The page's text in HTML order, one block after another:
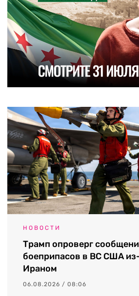
НОВОСТИ
Трамп опроверг
боеприпасов в ВС США
Ираном
06.08.2026 / 08:06